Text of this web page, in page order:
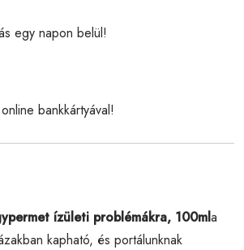
egy napon belül!
bankkártyával!
ízületi problémákra, 100mla
kapható, és portálunknak